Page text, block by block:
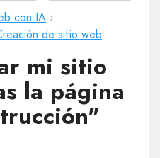
con IA ›
de sitio web
mi sitio
la página